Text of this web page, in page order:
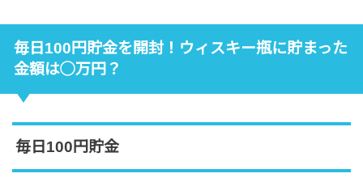
毎日100円貯金を開封！ウィスキー瓶に貯まった
金額は◯万円？
毎日100円貯金